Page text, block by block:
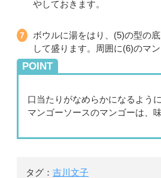
やしておきます。
ボウルに湯をはり、(5)の型の
して盛ります。周囲に(6)のマ
POINT
口当たりがなめらかになるよう
マンゴーソースのマンゴーは、
タグ： 吉川文子